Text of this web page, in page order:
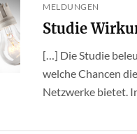
MELDUNGEN
Studie
[…] Die Studie
welche Chancen
Netzwerke bietet.